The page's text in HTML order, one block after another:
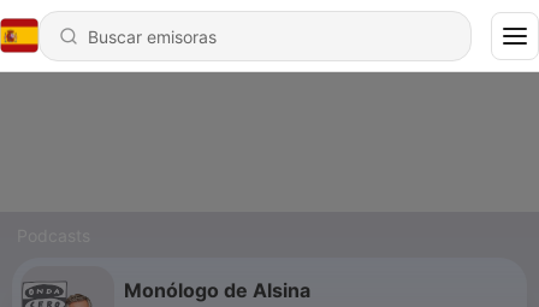
Monólogo de Alsina